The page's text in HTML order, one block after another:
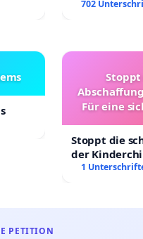
702
Für eine
Stoppt die
der
sichere
1
PETITION